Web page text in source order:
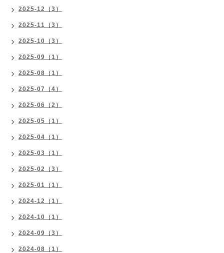
2025-12（3）
2025-11（3）
2025-10（3）
2025-09（1）
2025-08（1）
2025-07（4）
2025-06（2）
2025-05（1）
2025-04（1）
2025-03（1）
2025-02（3）
2025-01（1）
2024-12（1）
2024-10（1）
2024-09（3）
2024-08（1）